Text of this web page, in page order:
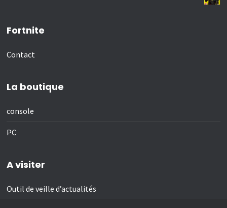
Fortnite
Contact
La boutique
console
PC
A visiter
Outil de veille d’actualités